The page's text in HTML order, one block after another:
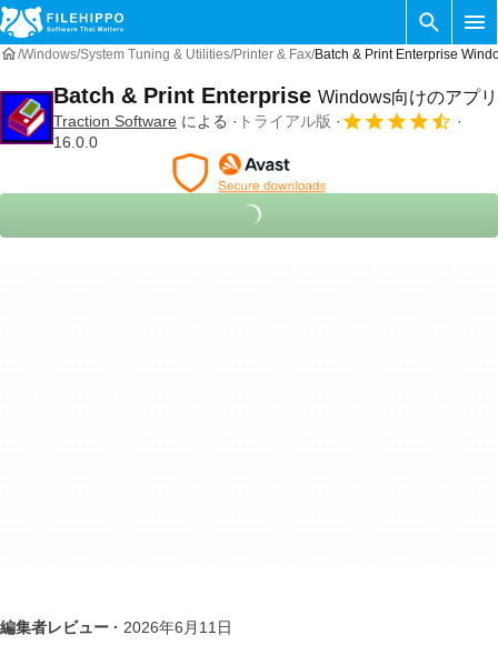
Windows System Tuning & Utilities Printer & Fax Batch & Print Enterprise
Batch & Print Enterprise Windows向けのアプリ
Traction Software による
トライアル版
16.0.0
編集者レビュー · 2026年6月11日